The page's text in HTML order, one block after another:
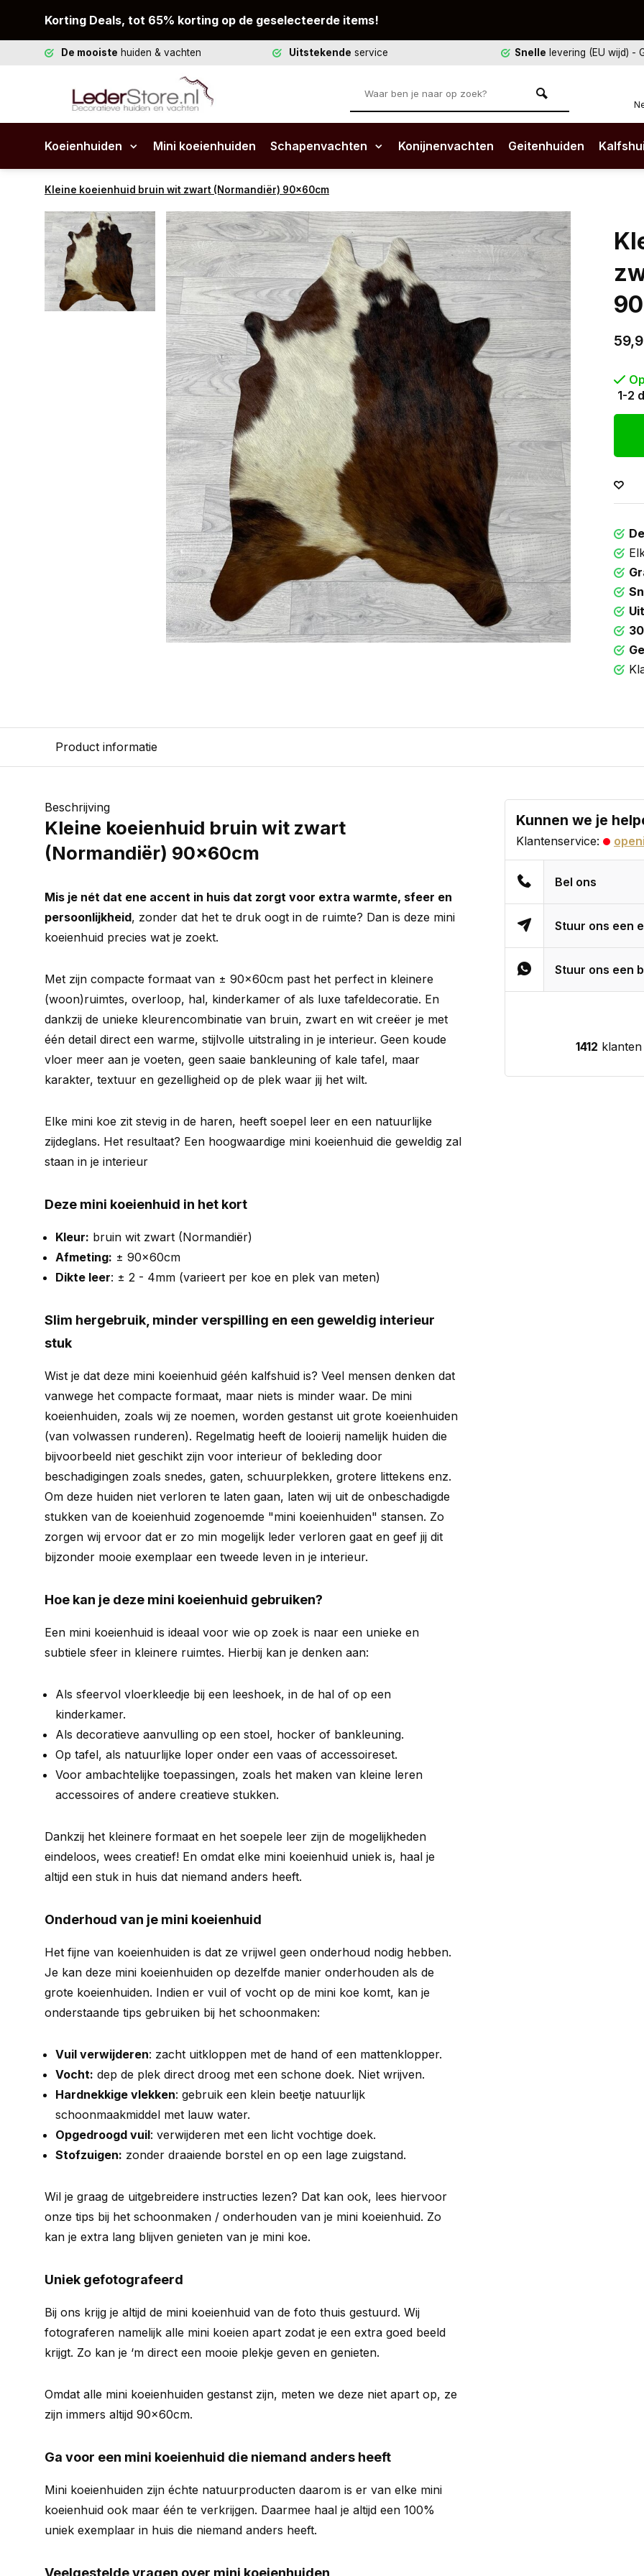
Korting Deals, tot 65% korting op de geselecteerde items!
De mooiste huiden & vachten Uitstekende service Snelle levering (EU wijd) -
Koeienhuiden Mini koeienhuiden Schapenvachten Konijnenvachten Geitenhuiden
Kleine koeienhuid bruin wit zwart (Normandiër) 90x60cm
1-2
Product informatie
Beschrijving
Kleine koeienhuid bruin wit zwart
(Normandiër) 90x60cm
Mis je nét dat ene accent in huis dat zorgt voor extra warmte, sfeer en
persoonlijkheid, zonder dat het te druk oogt in de ruimte? Dan is deze mini
koeienhuid precies wat je zoekt.
Met zijn compacte formaat van ± 90x60cm past het perfect in kleinere
(woon)ruimtes, overloop, hal, kinderkamer of als luxe tafeldecoratie. En
dankzij de unieke kleurencombinatie van bruin, zwart en wit creëer je met
één detail direct een warme, stijlvolle uitstraling in je interieur. Geen koude
vloer meer aan je voeten, geen saaie bankleuning of kale tafel, maar
karakter, textuur en gezelligheid op de plek waar jij het wilt.
Elke mini koe zit stevig in de haren, heeft soepel leer en een natuurlijke
zijdeglans. Het resultaat? Een hoogwaardige mini koeienhuid die geweldig zal
staan in je interieur
Deze mini koeienhuid in het kort
Kleur: bruin wit zwart (Normandiër)
Afmeting: ± 90x60cm
Dikte leer: ± 2 - 4mm (varieert per koe en plek van meten)
Slim hergebruik, minder verspilling en een geweldig interieur
stuk
Wist je dat deze mini koeienhuid géén kalfshuid is? Veel mensen denken dat
vanwege het compacte formaat, maar niets is minder waar. De mini
koeienhuiden, zoals wij ze noemen, worden gestanst uit grote koeienhuiden
(van volwassen runderen). Regelmatig heeft de looierij namelijk huiden die
bijvoorbeeld niet geschikt zijn voor interieur of bekleding door
beschadigingen zoals snedes, gaten, schuurplekken, grotere littekens enz.
Om deze huiden niet verloren te laten gaan, laten wij uit de onbeschadigde
stukken van de koeienhuid zogenoemde "mini koeienhuiden" stansen. Zo
zorgen wij ervoor dat er zo min mogelijk leder verloren gaat en geef jij dit
bijzonder mooie exemplaar een tweede leven in je interieur.
Hoe kan je deze mini koeienhuid gebruiken?
Een mini koeienhuid is ideaal voor wie op zoek is naar een unieke en
subtiele sfeer in kleinere ruimtes. Hierbij kan je denken aan:
Als sfeervol vloerkleedje bij een leeshoek, in de hal of op een
kinderkamer.
Als decoratieve aanvulling op een stoel, hocker of bankleuning.
Op tafel, als natuurlijke loper onder een vaas of accessoireset.
Voor ambachtelijke toepassingen, zoals het maken van kleine leren
accessoires of andere creatieve stukken.
Dankzij het kleinere formaat en het soepele leer zijn de mogelijkheden
eindeloos, wees creatief! En omdat elke mini koeienhuid uniek is, haal je
altijd een stuk in huis dat niemand anders heeft.
Onderhoud van je mini koeienhuid
Het fijne van koeienhuiden is dat ze vrijwel geen onderhoud nodig hebben.
Je kan deze mini koeienhuiden op dezelfde manier onderhouden als de
grote koeienhuiden. Indien er vuil of vocht op de mini koe komt, kan je
onderstaande tips gebruiken bij het schoonmaken:
Vuil verwijderen: zacht uitkloppen met de hand of een mattenklopper.
Vocht: dep de plek direct droog met een schone doek. Niet wrijven.
Hardnekkige vlekken: gebruik een klein beetje natuurlijk
schoonmaakmiddel met lauw water.
Opgedroogd vuil: verwijderen met een licht vochtige doek.
Stofzuigen: zonder draaiende borstel en op een lage zuigstand.
Wil je graag de uitgebreidere instructies lezen? Dat kan ook, lees hiervoor
onze tips bij het schoonmaken / onderhouden van je mini koeienhuid. Zo
kan je extra lang blijven genieten van je mini koe.
Uniek gefotografeerd
Bij ons krijg je altijd de mini koeienhuid van de foto thuis gestuurd. Wij
fotograferen namelijk alle mini koeien apart zodat je een extra goed beeld
krijgt. Zo kan je ‘m direct een mooie plekje geven en genieten.
Omdat alle mini koeienhuiden gestanst zijn, meten we deze niet apart op, ze
zijn immers altijd 90x60cm.
Ga voor een mini koeienhuid die niemand anders heeft
Mini koeienhuiden zijn échte natuurproducten daarom is er van elke mini
koeienhuid ook maar één te verkrijgen. Daarmee haal je altijd een 100%
uniek exemplaar in huis die niemand anders heeft.
Veelgestelde vragen over mini koeienhuiden
Kunnen we je
Klantenservice:
Bel ons
Stuur ons een
Stuur ons een
1412